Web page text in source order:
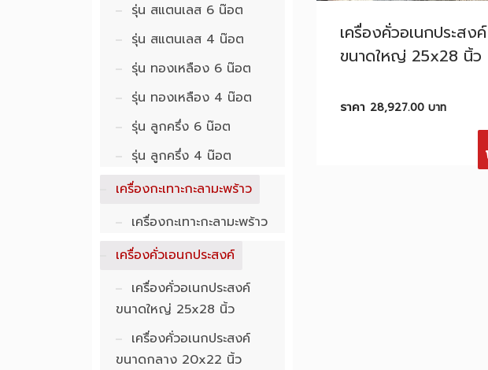
เครื่องคั่วอเนก​ประสงค์ ​
ขนาด​ใหญ่ 25x28 นิ้ว
ราคา 28,927.00 บาท
รุ่น สแตนเลส 6 น๊อต
รุ่น สแตนเลส 4 น๊อต
รุ่น ทองเหลือง 6 น๊อต
รุ่น ทองเหลือง 4 น๊อต
รุ่น ลูกครึ่ง 6 น๊อต
รุ่น ลูกครึ่ง 4 น๊อต
เครื่องกะเทาะกะลามะพร้าว
เครื่องกะเทาะกะลามะพร้าว
เครื่องคั่วเอนกประสงค์
เครื่องคั่วอเนก​ประสงค์ ​
ขนาด​ใหญ่ 25x28 นิ้ว
เครื่องคั่วอเนก​ประสงค์
ขนาดกลาง 20x22 นิ้ว